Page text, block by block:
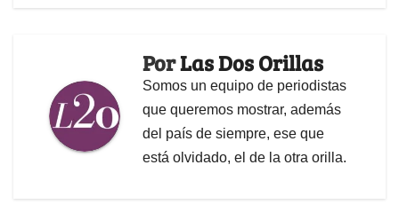
PorLas Dos Orillas
Somos un equipo de periodistas
que queremos mostrar, además
del país de siempre, ese que
está olvidado, el de la otra orilla.